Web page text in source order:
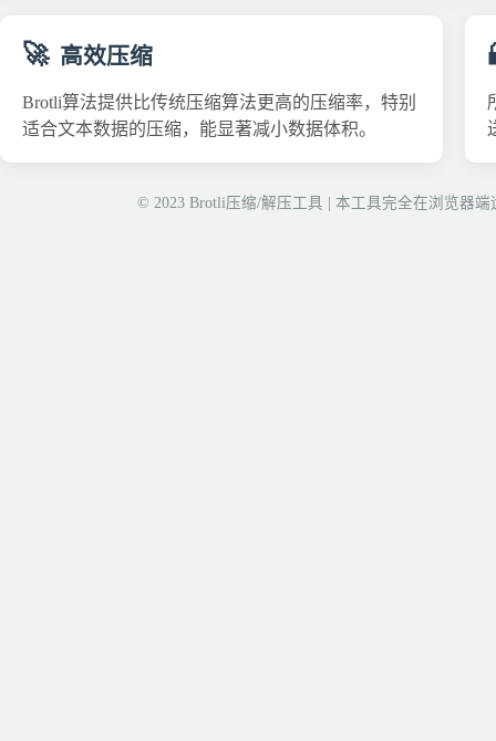
🚀 高效压缩
Brotli算法提供比传统压缩算法更高的压缩率，特别
适合文本数据的压缩，能显著减小数据体积。
© 2023 Brotli压缩/解压工具 | 本工具完全在浏览器